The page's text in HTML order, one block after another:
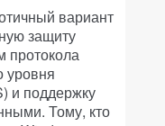
вариант
защиту
протокола
уровня
и поддержку
Тому, кто